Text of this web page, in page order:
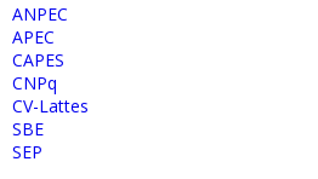
ANPEC
APEC
CAPES
CNPq
CV-Lattes
SBE
SEP